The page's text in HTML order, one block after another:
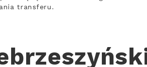
transferu.